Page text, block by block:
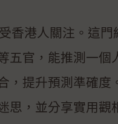
香港人關注。這
五官，能推測一個
，提升預測準確度
思，並分享實用觀